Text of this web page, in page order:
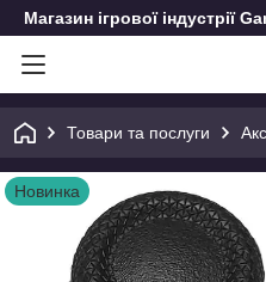
Магазин ігрової індустрії
Товари та послуги
Новинка